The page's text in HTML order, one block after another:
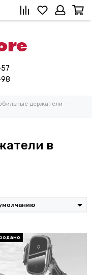
держатели
в